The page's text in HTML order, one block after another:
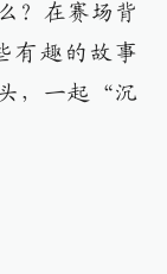
？在赛场背
有趣的故事
，一起“沉